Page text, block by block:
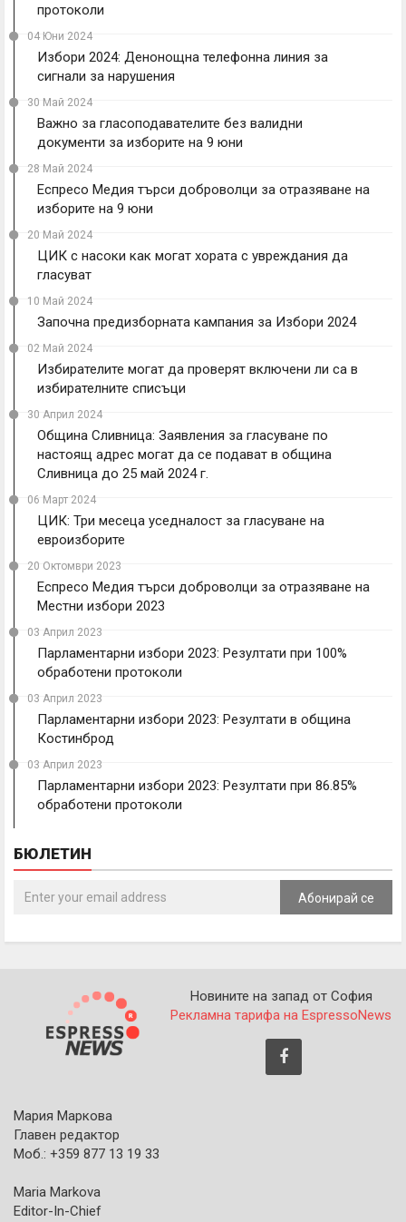
протоколи
04 Юни 2024
Избори 2024: Денонощна телефонна линия за
сигнали за нарушения
30 Май 2024
Важно за гласоподавателите без валидни
документи за изборите на 9 юни
28 Май 2024
Еспресо Медия търси доброволци за отразяване на
изборите на 9 юни
20 Май 2024
ЦИК с насоки как могат хората с увреждания да
гласуват
10 Май 2024
Започна предизборната кампания за Избори 2024
02 Май 2024
Избирателите могат да проверят включени ли са в
избирателните списъци
30 Април 2024
Община Сливница: Заявления за гласуване по
настоящ адрес могат да се подават в община
Сливница до 25 май 2024 г.
06 Март 2024
ЦИК: Три месеца уседналост за гласуване на
евроизборите
20 Октомври 2023
Еспресо Медия търси доброволци за отразяване на
Местни избори 2023
03 Април 2023
Парламентарни избори 2023: Резултати при 100%
обработени протоколи
03 Април 2023
Парламентарни избори 2023: Резултати в община
Костинброд
03 Април 2023
Парламентарни избори 2023: Резултати при 86.85%
обработени протоколи
БЮЛЕТИН
Абонирай се
Новините на запад от София
Рекламна тарифа на EspressoNews
Мария Маркова
Главен редактор
Моб.: +359 877 13 19 33
Maria Markova
Editor-In-Chief